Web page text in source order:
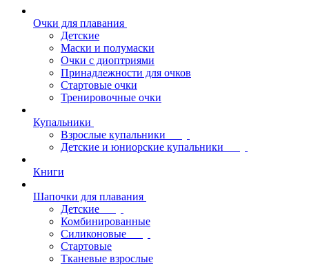
Очки для плавания
Детские
Маски и полумаски
Очки с диоптриями
Принадлежности для очков
Стартовые очки
Тренировочные очки
Купальники
Взрослые купальники
Детские и юниорские купальники
Книги
Шапочки для плавания
Детские
Комбинированные
Силиконовые
Стартовые
Тканевые взрослые